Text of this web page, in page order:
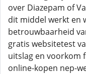
over Diazepam of
dit middel werkt en
betrouwbaarheid
gratis websitetest
uitslag en voorkom
online-kopen nep-